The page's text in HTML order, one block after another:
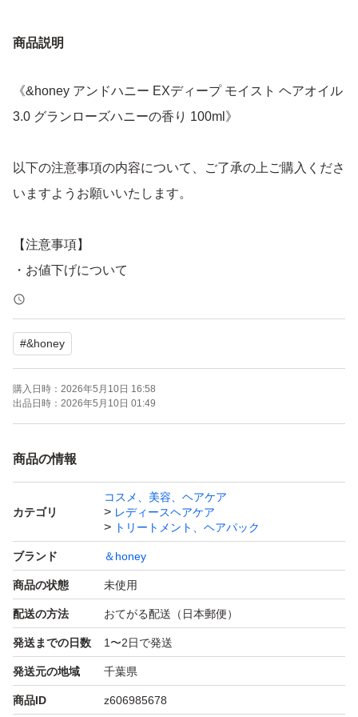
商品説明
《&honey アンドハニー EXディープ モイスト ヘアオイル
3.0 グランローズハニーの香り 100ml》
以下の注意事項の内容について、ご了承の上ご購入くださ
いますようお願いいたします。
【注意事項】
・お値下げについて
申し訳ございませんが、ご対応出来かねます。
・発送について
お支払いが完了された時点から2日以内に発送いたしま
す。
急ぎ、発送の催促はご遠慮ください。
新品未使用ですが、容器表面のベタつき、汚れ等がござい
詰め替え用としてご使用いただくか、気になさらない方の
み購入くださいますようお願いいたします。
・梱包について
プチプチで梱包し、発送いたします。
紙製の外袋（ゆうパケットポストmini封筒等）を使用する
場合がございます。
#&honey
購入日時： 2026年5月10日 16:58
出品日時： 2026年5月10日 01:49
商品の情報
カテゴリ
コスメ、美容、ヘアケア
レディースヘアケア
トリートメント、ヘアパック
ブランド ＆honey
商品の状態 未使用
配送の方法 おてがる配送（日本郵便）
発送までの日数 1〜2日で発送
発送元の地域 千葉県
商品ID z606985678